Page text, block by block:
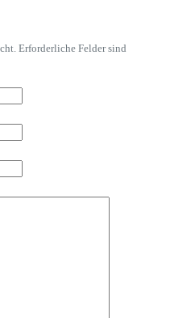
Erforderliche Felder sind